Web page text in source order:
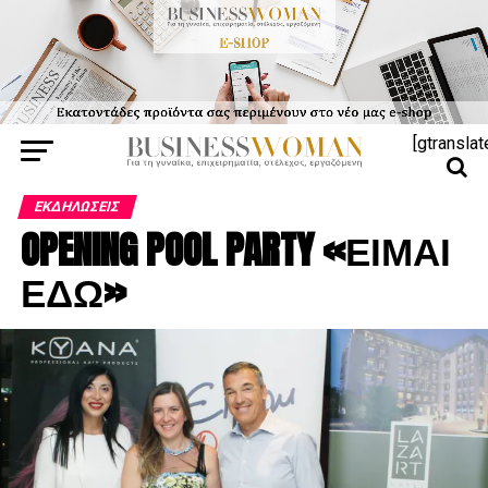
ΕΚΔΗΛΏΣΕΙΣ
OPENING POOL PARTY «ΕΙΜΑΙ
ΕΔΩ»